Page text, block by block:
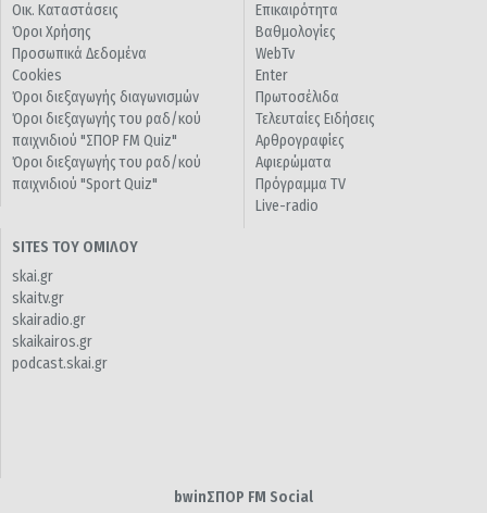
Οικ. Καταστάσεις
Όροι Χρήσης
Προσωπικά Δεδομένα
Cookies
Όροι διεξαγωγής διαγωνισμών
Όροι διεξαγωγής του ραδ/κού
παιχνιδιού "ΣΠΟΡ FM Quiz"
Όροι διεξαγωγής του ραδ/κού
παιχνιδιού "Sport Quiz"
Επικαιρότητα
Βαθμολογίες
WebTv
Enter
Πρωτοσέλιδα
Τελευταίες Ειδήσεις
Αρθρογραφίες
Αφιερώματα
Πρόγραμμα TV
Live-radio
SITES ΤΟΥ ΟΜΙΛΟΥ
skai.gr
skaitv.gr
skairadio.gr
skaikairos.gr
podcast.skai.gr
bwinΣΠΟΡ FM Social